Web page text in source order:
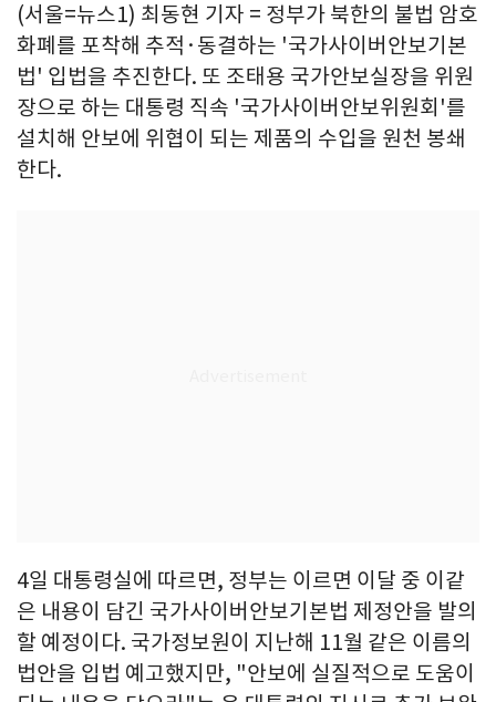
(서울=뉴스1) 최동현 기자 = 정부가 북한의 불법 암호
화폐를 포착해 추적·동결하는 '국가사이버안보기본
법' 입법을 추진한다. 또 조태용 국가안보실장을 위원
장으로 하는 대통령 직속 '국가사이버안보위원회'를
설치해 안보에 위협이 되는 제품의 수입을 원천 봉쇄
한다.
4일 대통령실에 따르면, 정부는 이르면 이달 중 이같
은 내용이 담긴 국가사이버안보기본법 제정안을 발의
할 예정이다. 국가정보원이 지난해 11월 같은 이름의
법안을 입법 예고했지만, "안보에 실질적으로 도움이